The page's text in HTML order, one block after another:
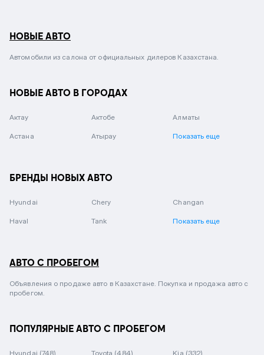
НОВЫЕ АВТО
Автомобили из салона от официальных дилеров Казахстана.
НОВЫЕ АВТО В ГОРОДАХ
Актау Актобе Алматы
Астана Атырау Показать еще
БРЕНДЫ НОВЫХ АВТО
Hyundai Chery Changan
Haval Tank Показать еще
АВТО С ПРОБЕГОМ
Объявления о продаже авто в Казахстане. Покупка и продажа авто с
пробегом.
ПОПУЛЯРНЫЕ АВТО С ПРОБЕГОМ
Hyundai (748) Toyota (484) Kia (332)